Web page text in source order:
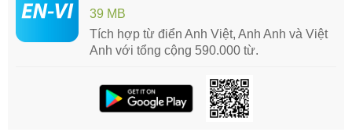
39 MB
Tích hợp từ điển Anh Việt, Anh Anh và Việt
Anh với tổng cộng 590.000 từ.